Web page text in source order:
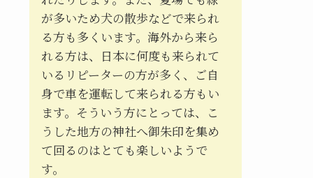
が多いため犬の散歩などで来られ
る方も多くいます。海外から来ら
れる方は、日本に何度も来られて
いるリピーターの方が多く、ご自
身で車を運転して来られる方もい
ます。そういう方にとっては、こ
うした地方の神社へ御朱印を集め
て回るのはとても楽しいようで
す。